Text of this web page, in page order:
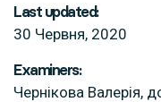
Last updated:
30 Червня, 2020
Examiners:
Чернікова Валерія,